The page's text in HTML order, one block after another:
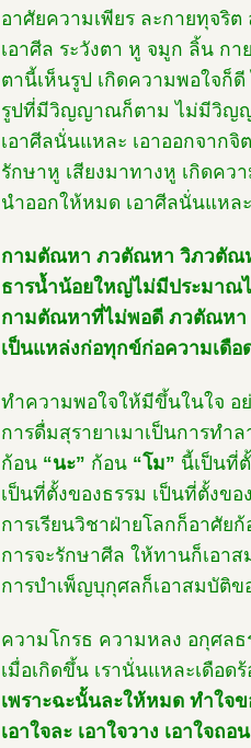
อาศัยความเพียร ละกายทุจริ
เอาศีล ระวังตา หู จมูก ลิ้น ก
ตานี้เห็นรูป เกิดความพอใจก็
รูปที่มีวิญญาณก็ตาม ไม่มีวิญ
เอาศีลนั่นแหละ เอาออกจากจิ
รักษาหู เสียงมาทางหู เกิดคว
นำออกให้หมด เอาศีลนั่นแหล
กามตัณหา ภวตัณหา วิภวตัณ
ธารน้ำน้อยใหญ่ไม่มีประมาณ
กามตัณหาที่ไม่พอดี ภวตัณห
เป็นแหล่งก่อทุกข์ก่อความเดื
ทำความพอใจให้มีขึ้นในใจ อ
การดื่มสุรายาเมาเป็นการทำ
ก้อน “นะ” ก้อน “โม” นี้เป็นที่
เป็นที่ตั้งของธรรม เป็นที่ตั้งขอ
การเรียนวิชาฝ่ายโลกก็อาศัย
การจะรักษาศีล ให้ทานก็เอา
การบำเพ็ญบุกุศลก็เอาสมบัติข
ความโกรธ ความหลง อกุศลธ
เมื่อเกิดขึ้น เรานั่นแหละเดือด
เพราะฉะนั้นละให้หมด ทำใจ
เอาใจละ เอาใจวาง เอาใจถอน